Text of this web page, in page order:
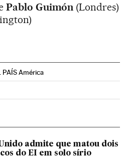
Pablo Guimón (Londres)
PAÍS América
en Twitter
Brasil en Instagram
País Brasil en Facebook
admite que matou dois
do EI em solo sírio